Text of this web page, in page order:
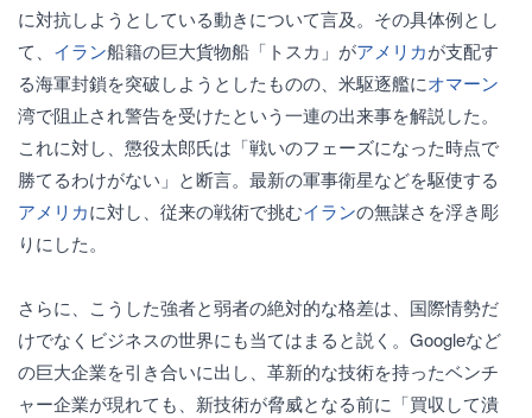
に対抗しようとしている動きについて言及。その具体例とし
て、 イラン船籍の巨大貨物船「トスカ」がアメリカが支配す
る海軍封鎖を突破しようとしたものの、米駆逐艦にオマーン
湾で阻止され警告を受けたという一連の出来事を解説した。
これに対し、懲役太郎氏は「戦いのフェーズになった時点で
勝てるわけがない」と断言。最新の軍事衛星などを駆使する
アメリカに対し、従来の戦術で挑むイランの無謀さを浮き彫
りにした。
さらに、こうした強者と弱者の絶対的な格差は、国際情勢だ
けでなくビジネスの世界にも当てはまると説く。Googleなど
の巨大企業を引き合いに出し、革新的な技術を持ったベンチ
ャー企業が現れても、新技術が脅威となる前に「買収して潰